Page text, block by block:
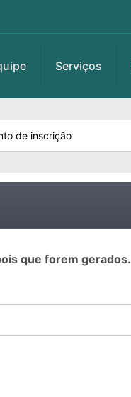
Serviços
de inscrição
que forem gerados.